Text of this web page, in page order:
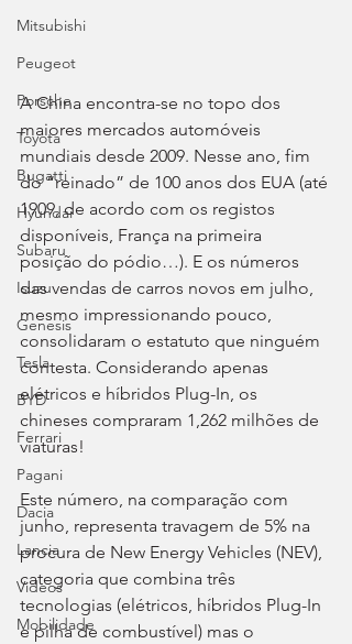
Mitsubishi
Peugeot
Porsche
Toyota
Bugatti
Hyundai
Subaru
Isuzu
Genesis
Tesla
BYD
Ferrari
Pagani
Dacia
Lancia
Videos
Mobilidade
A China encontra-se no topo dos
maiores mercados automóveis
mundiais desde 2009. Nesse ano, fim
do “reinado” de 100 anos dos EUA (até
1909, de acordo com os registos
disponíveis, França na primeira
posição do pódio…). E os números
das vendas de carros novos em julho,
mesmo impressionando pouco,
consolidaram o estatuto que ninguém
contesta. Considerando apenas
elétricos e híbridos Plug-In, os
chineses compraram 1,262 milhões de
viaturas!
Este número, na comparação com
junho, representa travagem de 5% na
procura de New Energy Vehicles (NEV),
categoria que combina três
tecnologias (elétricos, híbridos Plug-In
e pilha de combustível) mas o